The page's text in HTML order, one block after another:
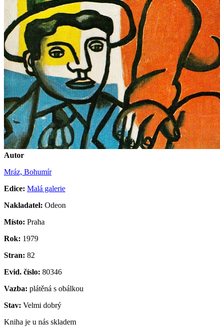
Autor
Mráz, Bohumír
Edice: Malá galerie
Nakladatel: Odeon
Místo: Praha
Rok: 1979
Stran: 82
Evid. číslo: 80346
Vazba: plátěná s obálkou
Stav: Velmi dobrý
Kniha je u nás skladem